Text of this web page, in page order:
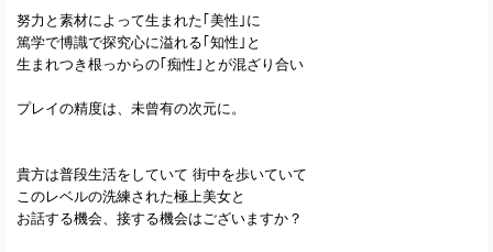
努力と素材によって生まれた｢美性｣に
篤学で博識で探究心に溢れる｢知性｣と
生まれつき根っからの｢痴性｣とが混ざり合い
プレイの精度は、未曾有の次元に。
貴方は普段生活をしていて 街中を歩いていて
このレベルの洗練された極上美女と
お話する機会、接する機会はございますか？